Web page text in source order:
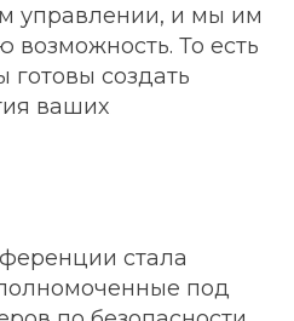
управлении, и мы им
возможность. То есть
готовы создать
ваших
стала
под